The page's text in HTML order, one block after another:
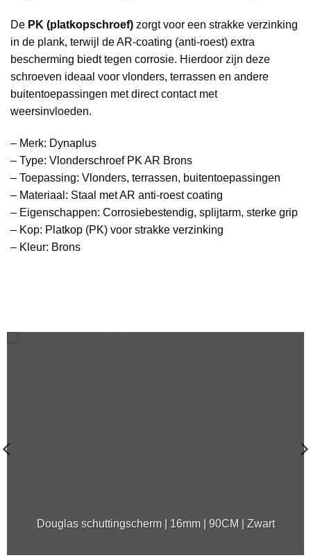
De PK (platkopschroef) zorgt voor een strakke verzinking
in de plank, terwijl de AR-coating (anti-roest) extra
bescherming biedt tegen corrosie. Hierdoor zijn deze
schroeven ideaal voor vlonders, terrassen en andere
buitentoepassingen met direct contact met
weersinvloeden.
– Merk: Dynaplus
– Type: Vlonderschroef PK AR Brons
– Toepassing: Vlonders, terrassen, buitentoepassingen
– Materiaal: Staal met AR anti-roest coating
– Eigenschappen: Corrosiebestendig, splijtarm, sterke grip
– Kop: Platkop (PK) voor strakke verzinking
– Kleur: Brons
Douglas schuttingscherm | 16mm | 90CM | Zwart